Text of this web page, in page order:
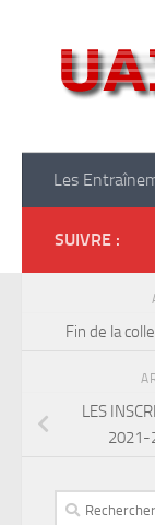
Les
SUIVRE :
Fin de la
LES
2021-
Rechercher :